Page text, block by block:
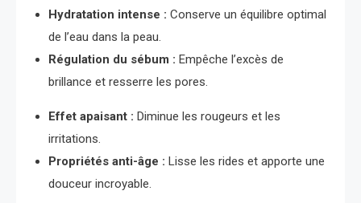
Hydratation intense : Conserve un équilibre optimal
de l’eau dans la peau.
Régulation du sébum : Empêche l’excès de
brillance et resserre les pores.
Effet apaisant : Diminue les rougeurs et les
irritations.
Propriétés anti-âge : Lisse les rides et apporte une
douceur incroyable.